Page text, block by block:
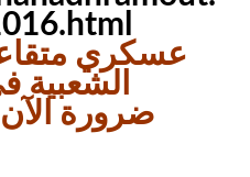
عسكري
ضرورة